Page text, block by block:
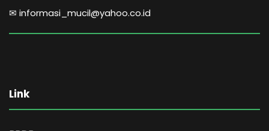
✉ informasi_mucil@yahoo.co.id
Link